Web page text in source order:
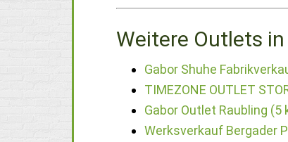
Weitere Outlets
Gabor Shuhe
TIMEZONE OUTLET
Gabor Outlet Raubling (5
Werksverkauf Bergader